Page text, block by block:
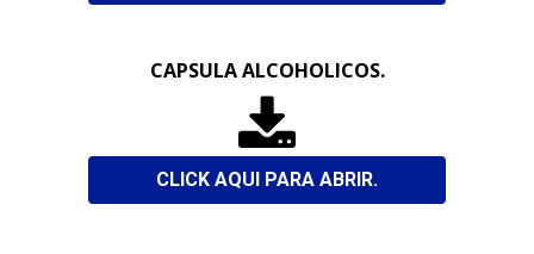
CAPSULA ALCOHOLICOS.

CLICK AQUI PARA ABRIR.